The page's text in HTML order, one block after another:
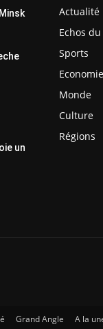
un
Actualité
Echos
Sports
Economie
Monde
Culture
Régions
Grand Angle A la